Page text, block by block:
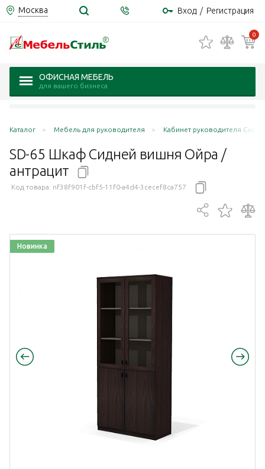
Москва Вход / Регистрация
0
ОФИСНАЯ МЕБЕЛЬ
для вашего бизнеса
Каталог Мебель для руководителя Кабинет руководителя
SD-65 Шкаф Сидней вишня Ойра /
антрацит
Код товара: nf38f901f-cbf5-11f0-a4d4-3cecef8ca757
Новинка